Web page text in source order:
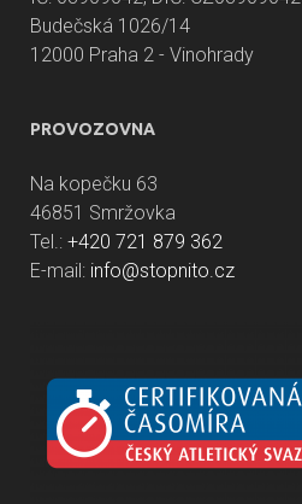
Budečská 1026/14
12000 Praha 2 - Vinohrady
PROVOZOVNA
Na kopečku 63
46851 Smržovka
Tel.: +420 721 879 362
E-mail: info@stopnito.cz